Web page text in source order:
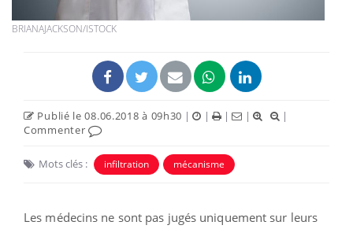
BRIANAJACKSON/ISTOCK
Publié le 08.06.2018 à 09h30 | | | |
|
Commenter
Mots clés : infiltration mécanisme
Les médecins ne sont pas jugés uniquement sur leurs